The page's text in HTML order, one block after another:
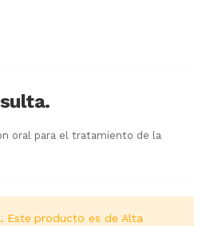
oral para el tratamiento de la
Este producto es de Alta